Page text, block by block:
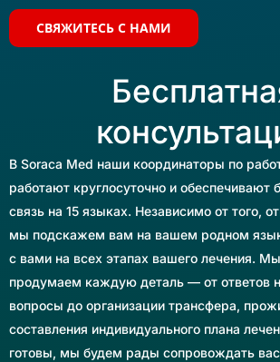
СВЯЖИТЕСЬ С НАМИ
В Soraca Med наши координаторы по
работают круглосуточно и обеспечивают
связь на 15 языках. Независимо от того,
мы подскажем вам на вашем родном
с вами на всех этапах вашего лечения.
продумаем каждую деталь — от ответов
вопросы до организации трансфера,
составления индивидуального плана
готовы, мы будем рады сопровождать вас